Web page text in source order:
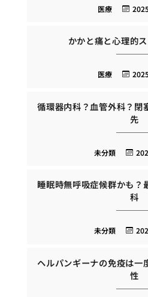
医療
かかと痛と心理的
医療
循環器内科？血管外科？閉
先
未分類
睡眠時無呼吸症候群かも？
科
未分類
ヘルパンギーナの免疫は一
性